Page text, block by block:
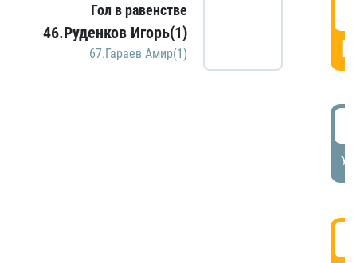
Гол в равенстве
46.Руденков Игорь(1)
67.Гараев Амир(1)